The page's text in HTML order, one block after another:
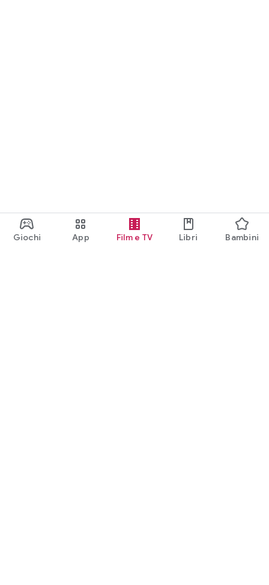
Giochi App Film e TV Libri Bambini